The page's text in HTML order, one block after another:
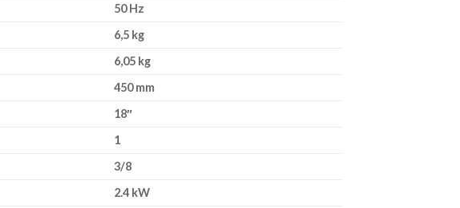
50 Hz
6,5 kg
6,05 kg
450 mm
18″
1
3/8
2.4 kW